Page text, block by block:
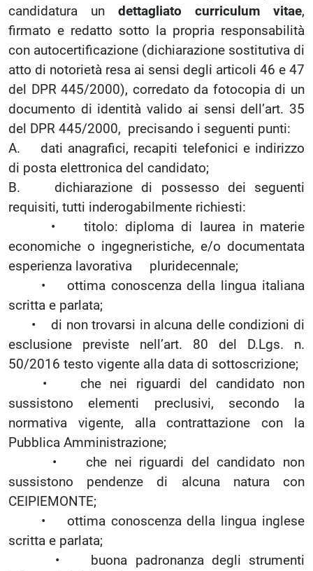
candidatura un dettagliato curriculum vitae,
firmato e redatto sotto la propria responsabilità
con autocertificazione (dichiarazione sostitutiva di
atto di notorietà resa ai sensi degli articoli 46 e 47
del DPR 445/2000), corredato da fotocopia di un
documento di identità valido ai sensi dell’art. 35
del DPR 445/2000, precisando i seguenti punti:
A. dati anagrafici, recapiti telefonici e indirizzo
di posta elettronica del candidato;
B. dichiarazione di possesso dei seguenti
requisiti, tutti inderogabilmente richiesti:
• titolo: diploma di laurea in materie
economiche o ingegneristiche, e/o documentata
esperienza lavorativa pluridecennale;
• ottima conoscenza della lingua italiana
scritta e parlata;
• di non trovarsi in alcuna delle condizioni di
esclusione previste nell’art. 80 del D.Lgs. n.
50/2016 testo vigente alla data di sottoscrizione;
• che nei riguardi del candidato non
sussistono elementi preclusivi, secondo la
normativa vigente, alla contrattazione con la
Pubblica Amministrazione;
• che nei riguardi del candidato non
sussistono pendenze di alcuna natura con
CEIPIEMONTE;
• ottima conoscenza della lingua inglese
scritta e parlata;
• buona padronanza degli strumenti